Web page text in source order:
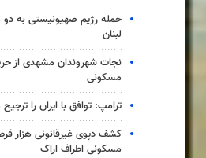
حمله رژیم صهیونیستی به
لبنان
نجات شهروندان مشهدی از
مسکونی
ترامپ: توافق با ایران را
کشف دپوی غیرقانونی هزار
مسکونی اطراف اراک